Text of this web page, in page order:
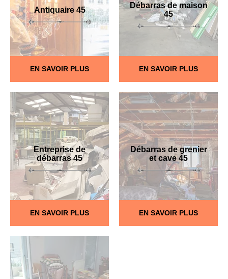
Antiquaire 45
EN SAVOIR PLUS
Débarras de maison
45
EN SAVOIR PLUS
Entreprise de
débarras 45
EN SAVOIR PLUS
Débarras de grenier
et cave 45
EN SAVOIR PLUS